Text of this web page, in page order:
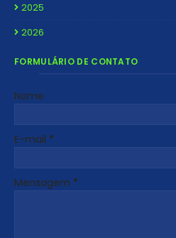
2025
2026
FORMULÁRIO DE CONTATO
Nome
E-mail *
Mensagem *